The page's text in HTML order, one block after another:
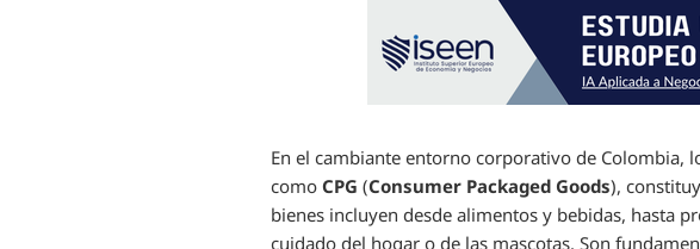
En el cambiante entorno corporativo de Colombia,
comoCPG (Consumer Packaged Goods),
bienes incluyen desde alimentos y bebidas, hasta
cuidado del hogar o de las mascotas. Son